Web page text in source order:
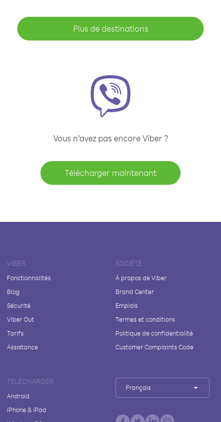
Plus de destinations
Vous n’avez pas encore Viber ?
Télécharger maintenant
VIBER
Fonctionnalités
Blog
Sécurité
Viber Out
Tarifs
Assistance
SOCIÉTÉ
À propos de Viber
Brand Center
Emplois
Termes et conditions
Politique de confidentialité
Customer Complaints Code
TÉLÉCHARGER
Android
iPhone & iPad
Français